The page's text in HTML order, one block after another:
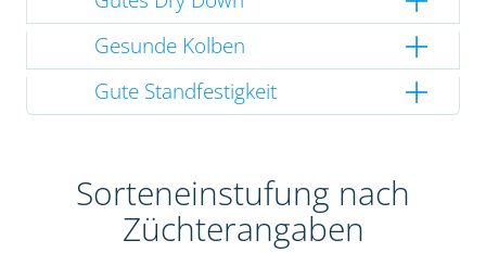
Gesunde Kolben
Gute Standfestigkeit
Sorteneinstufung nach
Züchterangaben